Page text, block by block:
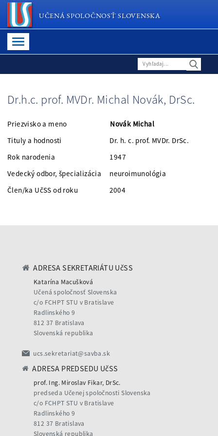
UČENÁ SPOLOČNOSŤ SLOVENSKA
Dr.h.c. prof. MVDr. Michal Novák, DrSc.
Priezvisko a meno Novák Michal
Tituly a hodnosti Dr. h. c. prof. MVDr. DrSc.
Rok narodenia 1947
Vedecký odbor, špecializácia neuroimunológia
Člen/ka UčSS od roku 2004
ADRESA SEKRETARIÁTU UčSS
Katarína Macušková
Učená spoločnosť Slovenska
c/o FCHPT STU v Bratislave
Radlinského 9
812 37 Bratislava
Slovenská republika
ucs.sekretariat@savba.sk
ADRESA PREDSEDU UčSS
prof. Ing. Miroslav Fikar, DrSc.
predseda Učenej spoločnosti Slovenska
c/o FCHPT STU v Bratislave
Radlinského 9
812 37 Bratislava
Slovenská republika